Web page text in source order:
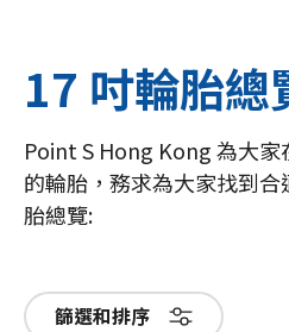
17 吋輪胎總
Point S Hong Kong 為大
的輪胎，務求為大家找到
胎總覽:
篩選和排序